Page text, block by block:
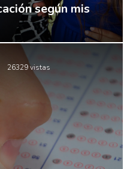
según mis
26329 vistas